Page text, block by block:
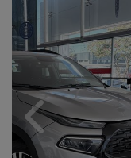
Previous